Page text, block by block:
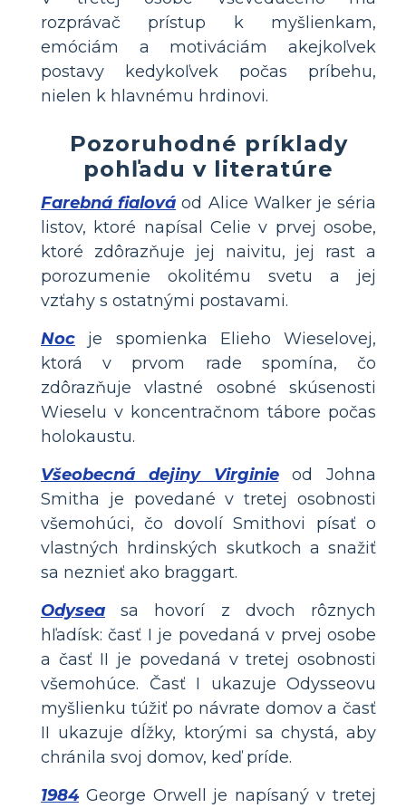
rozprávač prístup k myšlienkam,
emóciám a motiváciám akejkoľvek
postavy kedykoľvek počas príbehu,
nielen k hlavnému hrdinovi.
Pozoruhodné príklady
pohľadu v literatúre
Farebná fialová od Alice Walker je séria
listov, ktoré napísal Celie v prvej osobe,
ktoré zdôrazňuje jej naivitu, jej rast a
porozumenie okolitému svetu a jej
vzťahy s ostatnými postavami.
Noc je spomienka Elieho Wieselovej,
ktorá v prvom rade spomína, čo
zdôrazňuje vlastné osobné skúsenosti
Wieselu v koncentračnom tábore počas
holokaustu.
Všeobecná dejiny Virginieod Johna
Smitha je povedané v tretej osobnosti
všemohúci, čo dovolí Smithovi písať o
vlastných hrdinských skutkoch a snažiť
sa neznieť ako braggart.
Odysea sa hovorí z dvoch rôznych
hľadísk: časť I je povedaná v prvej osobe
a časť II je povedaná v tretej osobnosti
všemohúce. Časť I ukazuje Odysseovu
myšlienku túžiť po návrate domov a časť
II ukazuje dĺžky, ktorými sa chystá, aby
chránila svoj domov, keď príde.
1984George Orwell je napísaný v tretej